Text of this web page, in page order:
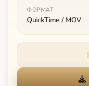
ФОРМАТ
QuickTime / MOV